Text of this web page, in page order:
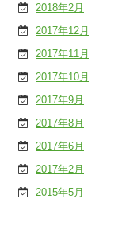
2018年2月
2017年12月
2017年11月
2017年10月
2017年9月
2017年8月
2017年6月
2017年2月
2015年5月